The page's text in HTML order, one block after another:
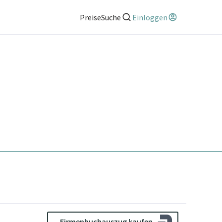
PreiseSuche Einloggen